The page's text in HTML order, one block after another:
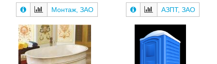
Монтаж, ЗАО АЗПТ, ЗАО